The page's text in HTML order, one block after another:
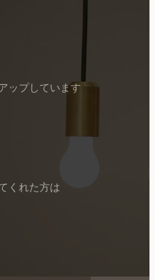
ップしています
くれた方は